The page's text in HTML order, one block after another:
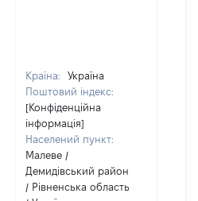
Країна:
Україна
Поштовий індекс:
[Конфіденційна
інформація]
Населений пункт:
Малеве /
Демидівський район
/ Рівненська область